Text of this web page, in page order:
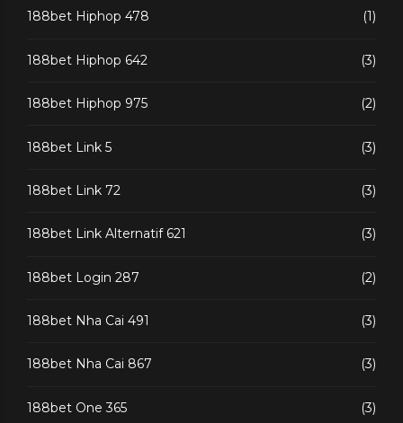
188bet Hiphop 478 (1)
188bet Hiphop 642 (3)
188bet Hiphop 975 (2)
188bet Link 5 (3)
188bet Link 72 (3)
188bet Link Alternatif 621 (3)
188bet Login 287 (2)
188bet Nha Cai 491 (3)
188bet Nha Cai 867 (3)
188bet One 365 (3)